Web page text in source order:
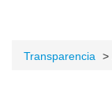
Transparencia